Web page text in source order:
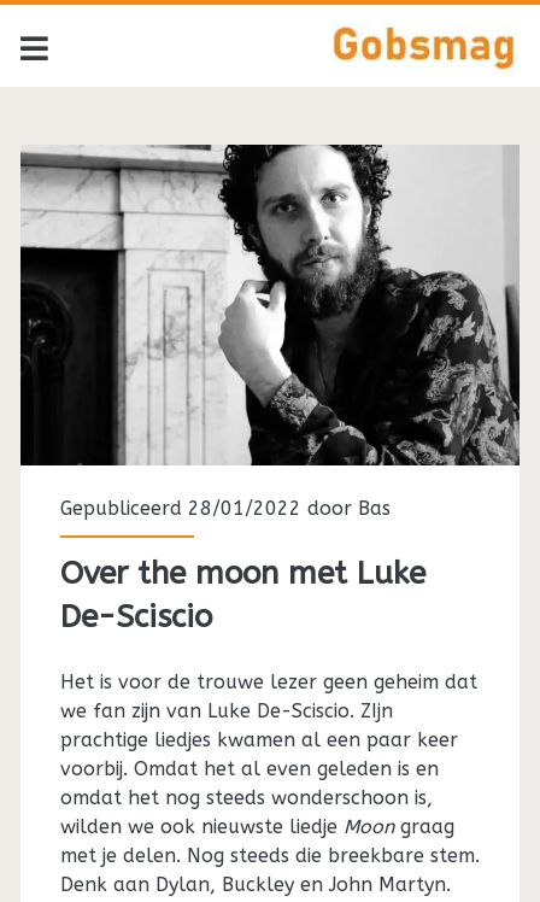
Tag:
<span>John
Martyn</span>
Gepubliceerd 28/01/2022 door Bas
Over the moon met Luke
De-Sciscio
Het is voor de trouwe lezer geen geheim dat
we fan zijn van Luke De-Sciscio. ZIjn
prachtige liedjes kwamen al een paar keer
voorbij. Omdat het al even geleden is en
omdat het nog steeds wonderschoon is,
wilden we ook nieuwste liedje Moongraag
met je delen. Nog steeds die breekbare stem.
Denk aan Dylan, Buckley en John Martyn.